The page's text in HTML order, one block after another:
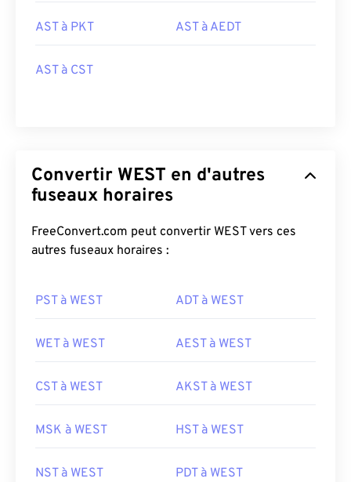
AST à PKT AST à AEDT
AST à CST
Convertir WEST en d'autres
fuseaux horaires
FreeConvert.com peut convertir WEST vers ces
autres fuseaux horaires :
PST à WEST ADT à WEST
WET à WEST AEST à WEST
CST à WEST AKST à WEST
MSK à WEST HST à WEST
NST à WEST PDT à WEST